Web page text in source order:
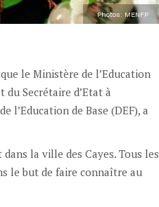
Photos: MENFP
le Ministère de l’Education
Secrétaire d’Etat à
l’Education de Base (DEF), a
la ville des Cayes. Tous les
le but de faire connaître au